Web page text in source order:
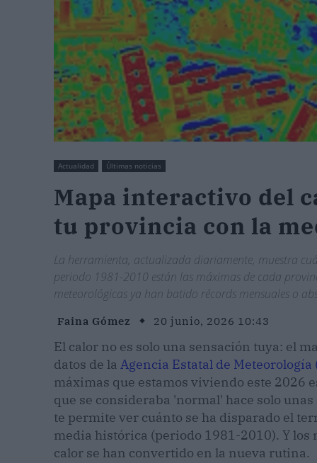
Actualidad Últimas noticias
Mapa interactivo del
tu provincia con la
La herramienta, actualizada diariamente, muestra
periodo 1981-2010 están las máximas de cada
meteorológicas ya han batido récords mensuales o
Faina Gómez 20 junio, 2026 10:43
El calor no es solo una sensación tuya: el
datos de la Agencia Estatal de Meteorología
máximas que estamos viviendo este 2026
que se consideraba 'normal' hace solo
te permite ver cuánto se ha disparado el
media histórica (periodo 1981-2010). Y los
calor se han convertido en la nueva rutina.